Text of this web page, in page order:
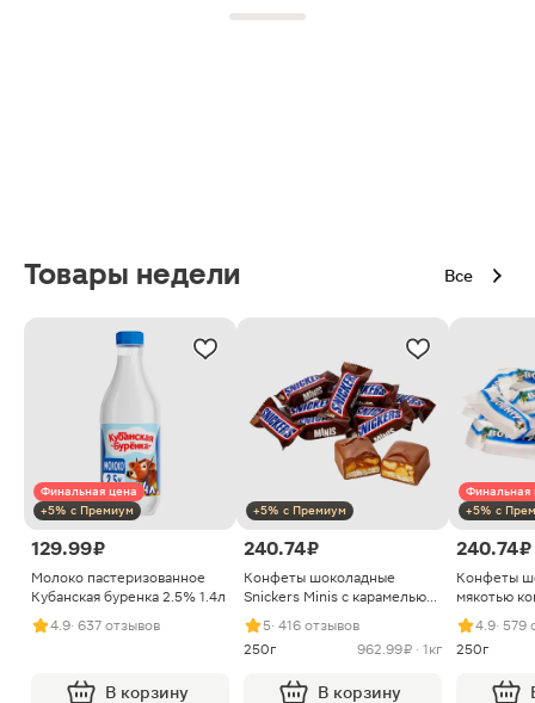
Товары недели Все
Финальная цена
+5% с Премиум
129.99 ₽
Молоко пастеризованное
Кубанская буренка 2.5% 1.4л
4.9· 637 отзывов
В корзину
+5% с Премиум
240.74 ₽
Конфеты шоколадные
Snickers Minis с карамелью
арахисом и нугой
5· 416 отзывов
250г
962.99 ₽ · 1кг
В корзину
Финальная
+5% с
240.74 ₽
Конфеты
мякотью
4.9· 579
250г